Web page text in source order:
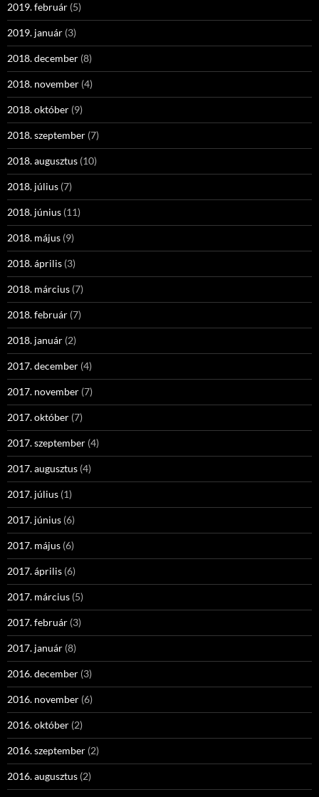
2019. február (5)
2019. január (3)
2018. december (8)
2018. november (4)
2018. október (9)
2018. szeptember (7)
2018. augusztus (10)
2018. július (7)
2018. június (11)
2018. május (9)
2018. április (3)
2018. március (7)
2018. február (7)
2018. január (2)
2017. december (4)
2017. november (7)
2017. október (7)
2017. szeptember (4)
2017. augusztus (4)
2017. július (1)
2017. június (6)
2017. május (6)
2017. április (6)
2017. március (5)
2017. február (3)
2017. január (8)
2016. december (3)
2016. november (6)
2016. október (2)
2016. szeptember (2)
2016. augusztus (2)